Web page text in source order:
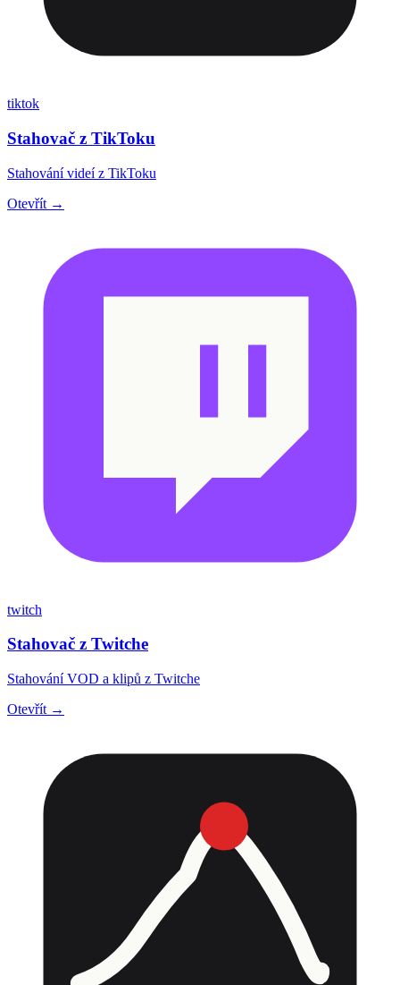
tiktok
Stahovač z TikToku
Stahování videí z TikToku
Otevřít →
twitch
Stahovač z Twitche
Stahování VOD a klipů z Twitche
Otevřít →